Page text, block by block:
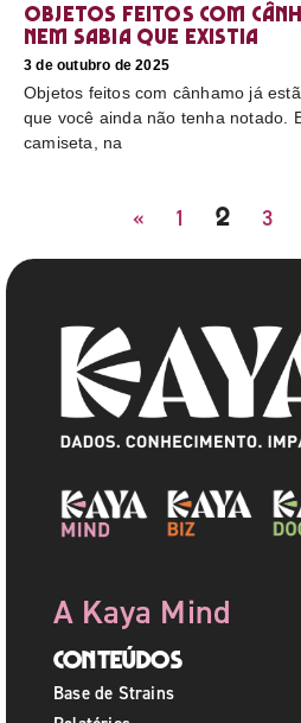
Objetos feitos com
nem sabia que existia
3 de outubro de 2025
Objetos feitos com cânhamo já
que você ainda não tenha notado.
camiseta, na
« 1 2 3
A Kaya Mind
Conteúdos
Base de Strains